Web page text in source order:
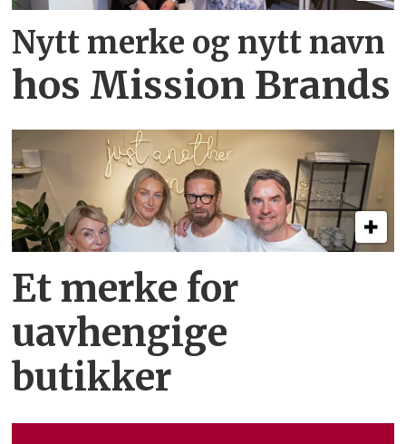
Nytt merke og nytt navn
hos Mission Brands
Et merke for
uavhengige
butikker